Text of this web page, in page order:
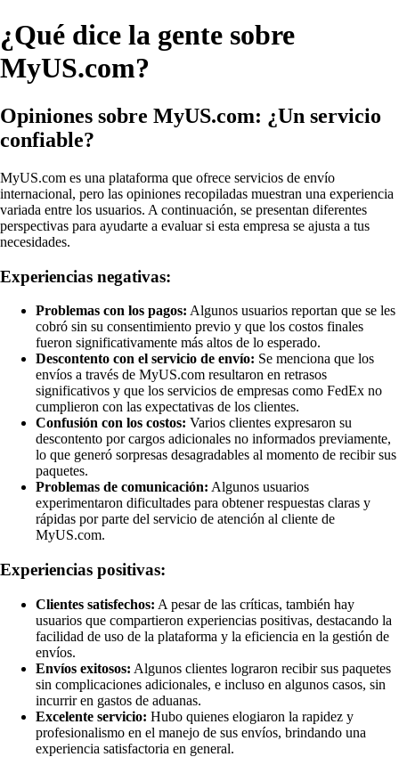
¿Qué dice la gente sobre
MyUS.com?
Opiniones sobre MyUS.com: ¿Un servicio
confiable?
MyUS.com es una plataforma que ofrece servicios de envío
internacional, pero las opiniones recopiladas muestran una experiencia
variada entre los usuarios. A continuación, se presentan diferentes
perspectivas para ayudarte a evaluar si esta empresa se ajusta a tus
necesidades.
Experiencias negativas:
Problemas con los pagos: Algunos usuarios reportan que se les
cobró sin su consentimiento previo y que los costos finales
fueron significativamente más altos de lo esperado.
Descontento con el servicio de envío: Se menciona que los
envíos a través de MyUS.com resultaron en retrasos
significativos y que los servicios de empresas como FedEx no
cumplieron con las expectativas de los clientes.
Confusión con los costos: Varios clientes expresaron su
descontento por cargos adicionales no informados previamente,
lo que generó sorpresas desagradables al momento de recibir sus
paquetes.
Problemas de comunicación: Algunos usuarios
experimentaron dificultades para obtener respuestas claras y
rápidas por parte del servicio de atención al cliente de
MyUS.com.
Experiencias positivas:
Clientes satisfechos: A pesar de las críticas, también hay
usuarios que compartieron experiencias positivas, destacando la
facilidad de uso de la plataforma y la eficiencia en la gestión de
envíos.
Envíos exitosos: Algunos clientes lograron recibir sus paquetes
sin complicaciones adicionales, e incluso en algunos casos, sin
incurrir en gastos de aduanas.
Excelente servicio: Hubo quienes elogiaron la rapidez y
profesionalismo en el manejo de sus envíos, brindando una
experiencia satisfactoria en general.